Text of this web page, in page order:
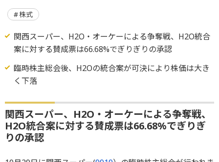
株式
関西スーパー、H2O・オーケーによる争奪戦、H2O統合
案に対する賛成票は66.68%でぎりぎりの承認
臨時株主総会後、H2Oの統合案が可決により株価は大き
く下落
関西スーパー、H2O・オーケーによる争奪戦、
H2O統合案に対する賛成票は66.68%でぎりぎ
りの承認